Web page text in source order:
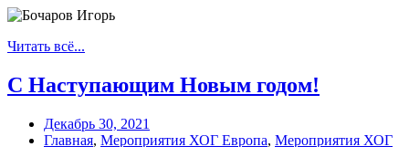
Читать всё...
С Наступающим Новым годом!
Декабрь 30, 2021
Главная, Мероприятия ХОГ Европа, Мероприятия ХОГ